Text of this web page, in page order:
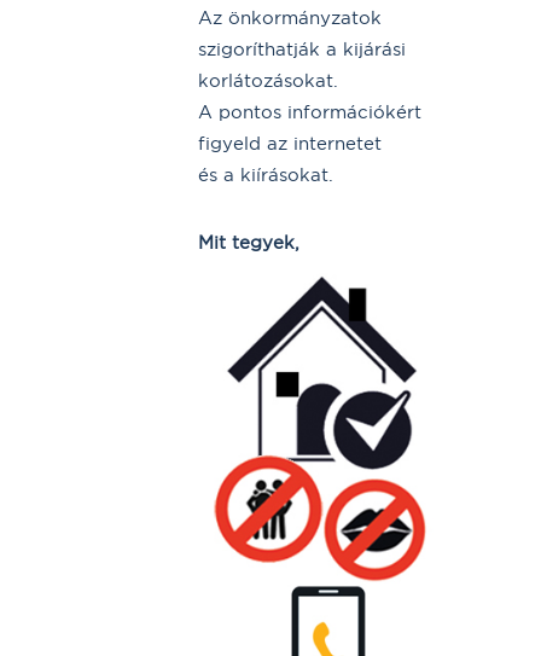
Az önkormányzatok
szigoríthatják a kijárási
korlátozásokat.
A pontos információkért
figyeld az internetet
és a kiírásokat.
Mit tegyek,